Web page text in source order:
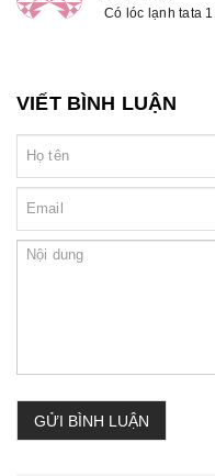
Có lóc lạnh tata
VIẾT BÌNH LUẬN
GỬI BÌNH LUẬN